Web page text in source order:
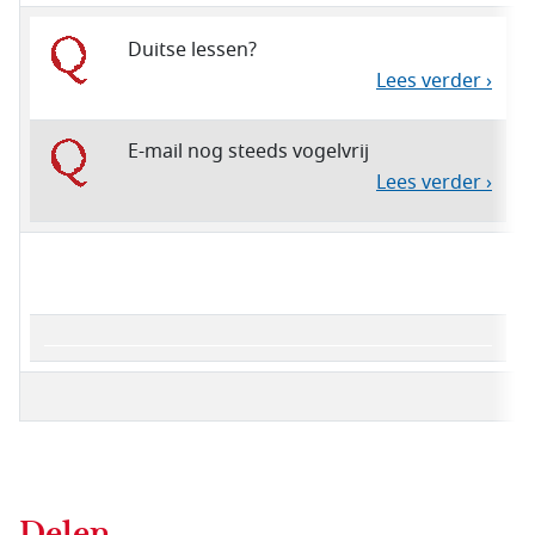
Duitse lessen?
Lees verder ›
E-mail nog steeds vogelvrij
Lees verder ›